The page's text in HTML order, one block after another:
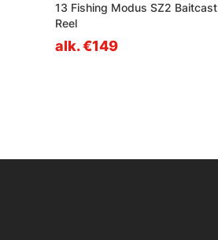
13 Fishing Modus SZ2 Baitcast
Reel
alk. €149